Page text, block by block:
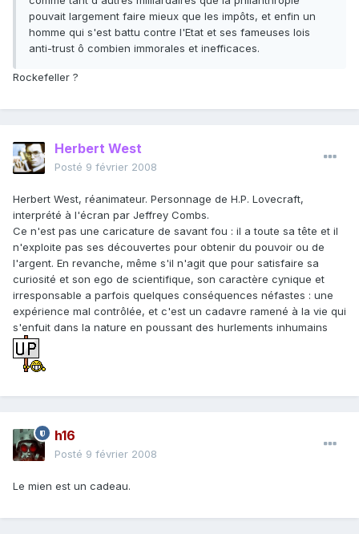
pouvait largement faire mieux que les impôts, et enfin un
homme qui s'est battu contre l'Etat et ses fameuses lois
anti-trust ô combien immorales et inefficaces.
Rockefeller ?
Herbert West
Posté 9 février 2008
Herbert West, réanimateur. Personnage de H.P. Lovecraft,
interprété à l'écran par Jeffrey Combs.
Ce n'est pas une caricature de savant fou : il a toute sa tête et il
n'exploite pas ses découvertes pour obtenir du pouvoir ou de
l'argent. En revanche, même s'il n'agit que pour satisfaire sa
curiosité et son ego de scientifique, son caractère cynique et
irresponsable a parfois quelques conséquences néfastes : une
expérience mal contrôlée, et c'est un cadavre ramené à la vie qui
s'enfuit dans la nature en poussant des hurlements inhumains
h16
Posté 9 février 2008
Le mien est un cadeau.